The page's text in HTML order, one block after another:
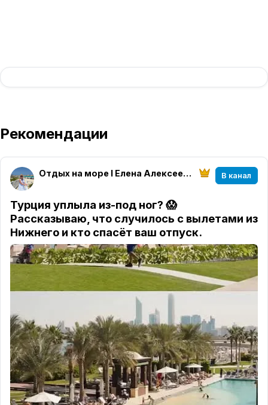
Рекомендации
Отдых на море I Елена Алексеева I МирАмор В канал
Турция уплыла из-под ног? 😱
Рассказываю, что случилось с вылетами из
Нижнего и кто спасёт ваш отпуск.